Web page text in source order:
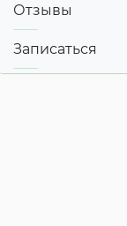
Отзывы
Записаться